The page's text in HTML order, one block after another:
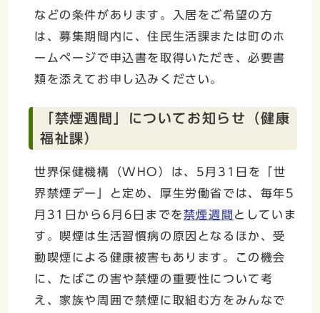
などの条件があります。入居をご希望の方
は、募集期間内に、住民生活課または町のホ
ームページで申込書を取得いただき、必要書
類を添えてお申し込みください。
「禁煙週間」についてお知らせ（健康
福祉課）
世界保健機構（WHO）は、5月31日を「世
界禁煙デー」と定め、厚生労働省では、毎年5
月31日から6月6日までを禁煙週間 としていま
す。喫煙は生活習慣病の原因となるほか、受
動喫煙による健康被害もあります。この機会
に、たばこの害や禁煙の重要性について考
え、家族や周囲で禁煙に取組む方をみんなで